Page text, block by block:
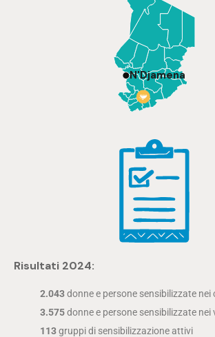
N'Djamena
Risultati 2024:
2.043donne e persone sensibilizzate nei
3.575donne e persone sensibilizzate nei
113gruppi di sensibilizzazione attivi